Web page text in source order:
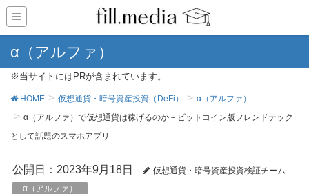
α（アルファ）
※当サイトにはPRが含まれています。
HOME 仮想通貨・暗号資産投資（DeFi）
α（アルファ）
α（アルファ）で仮想通貨は稼げるのか－ビットコイン版フレンドテック
として話題のスマホアプリ
公開日： 2023年9月18日
仮想通貨・暗号資産投資検証チーム
α（アルファ）